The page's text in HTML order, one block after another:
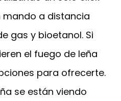
a distancia
gas y bioetanol. Si
el fuego de leña
para ofrecerte.
se están viendo